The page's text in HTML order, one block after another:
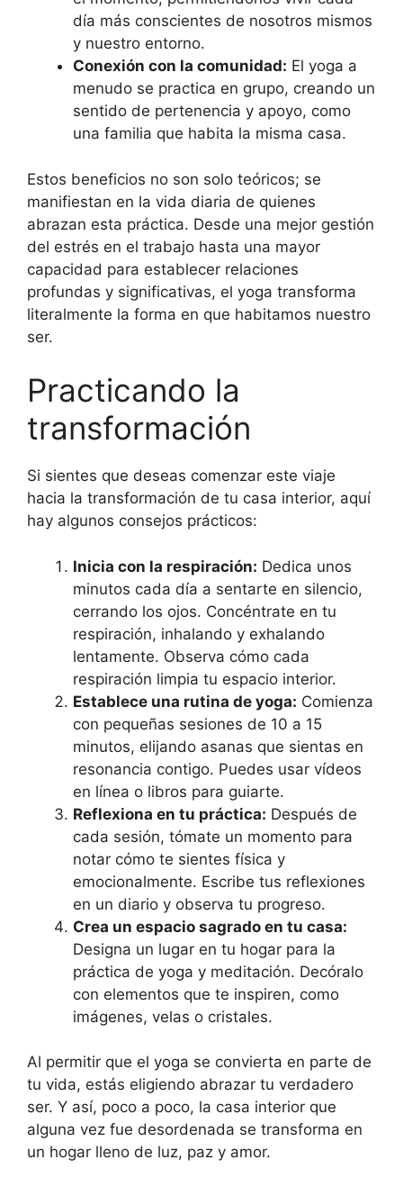
día más conscientes de nosotros mismos
y nuestro entorno.
Conexión con la comunidad: El yoga a
menudo se practica en grupo, creando un
sentido de pertenencia y apoyo, como
una familia que habita la misma casa.
Estos beneficios no son solo teóricos; se
manifiestan en la vida diaria de quienes
abrazan esta práctica. Desde una mejor gestión
del estrés en el trabajo hasta una mayor
capacidad para establecer relaciones
profundas y significativas, el yoga transforma
literalmente la forma en que habitamos nuestro
ser.
Practicando la
transformación
Si sientes que deseas comenzar este viaje
hacia la transformación de tu casa interior, aquí
hay algunos consejos prácticos:
Inicia con la respiración: Dedica unos
minutos cada día a sentarte en silencio,
cerrando los ojos. Concéntrate en tu
respiración, inhalando y exhalando
lentamente. Observa cómo cada
respiración limpia tu espacio interior.
Establece una rutina de yoga: Comienza
con pequeñas sesiones de 10 a 15
minutos, elijando asanas que sientas en
resonancia contigo. Puedes usar vídeos
en línea o libros para guiarte.
Reflexiona en tu práctica: Después de
cada sesión, tómate un momento para
notar cómo te sientes física y
emocionalmente. Escribe tus reflexiones
en un diario y observa tu progreso.
Crea un espacio sagrado en tu casa:
Designa un lugar en tu hogar para la
práctica de yoga y meditación. Decóralo
con elementos que te inspiren, como
imágenes, velas o cristales.
Al permitir que el yoga se convierta en parte de
tu vida, estás eligiendo abrazar tu verdadero
ser. Y así, poco a poco, la casa interior que
alguna vez fue desordenada se transforma en
un hogar lleno de luz, paz y amor.